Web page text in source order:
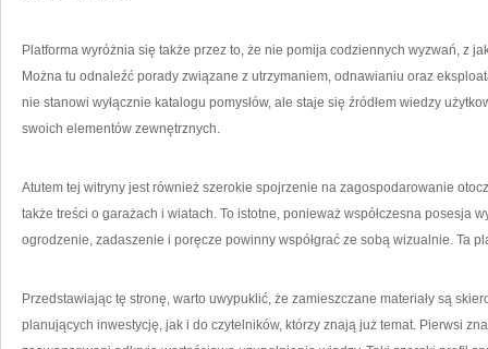
Platforma wyróżnia się także przez to, że nie pomija codziennych wyzwań, z
Można tu odnaleźć porady związane z utrzymaniem, odnawianiu oraz
nie stanowi wyłącznie katalogu pomysłów, ale staje się źródłem wiedzy
swoich elementów zewnętrznych.
Atutem tej witryny jest również szerokie spojrzenie na zagospodarowanie
także treści o garażach i wiatach. To istotne, ponieważ współczesna posesja
ogrodzenie, zadaszenie i poręcze powinny współgrać ze sobą wizualnie. Ta
Przedstawiając tę stronę, warto uwypuklić, że zamieszczane materiały są
planujących inwestycję, jak i do czytelników, którzy znają już temat. Pierwsi